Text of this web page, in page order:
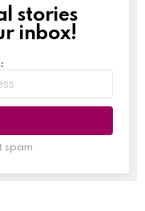
stories
inbox!
spam